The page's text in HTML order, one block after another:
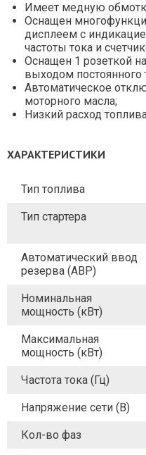
Имеет медную
Оснащен
дисплеем с
частоты тока и
Оснащен 1 розеткой
выходом постоянного
Автоматическое
моторного масла;
Низкий расход
ХАРАКТЕРИСТИКИ
Тип топлива
Тип стартера
Автоматический ввод
резерва (АВР)
Номинальная
мощность (кВт)
Максимальная
мощность (кВт)
Частота тока (Гц)
Напряжение сети (В)
Кол-во фаз